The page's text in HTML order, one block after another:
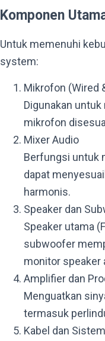
Komponen
Untuk memenuhi
system:
Mikrofon (Wired
Digunakan
mikrofon
Mixer Audio
Berfungsi untuk
dapat
harmonis.
Speaker dan
Speaker utama
subwoofer
monitor speaker
Amplifier dan
Menguatkan
termasuk
Kabel dan